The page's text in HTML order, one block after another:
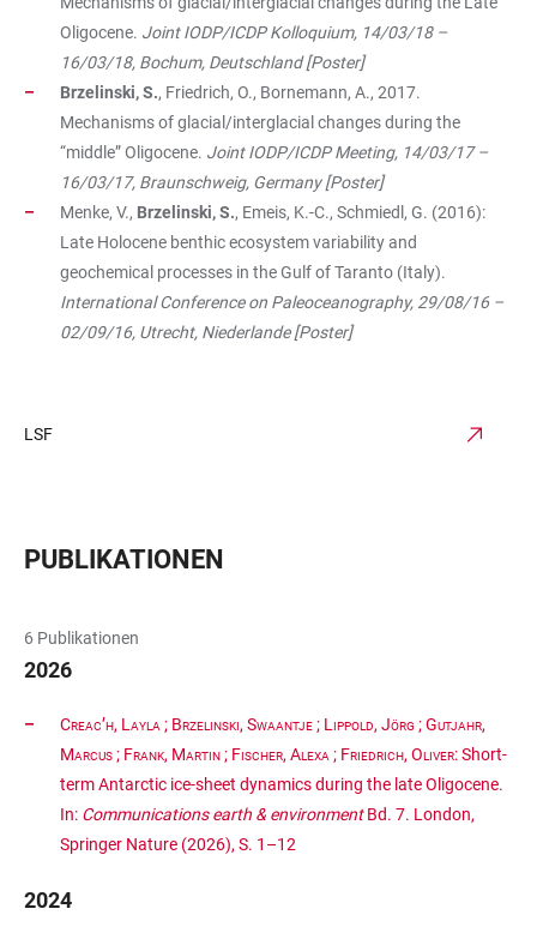
Oligocene. Joint IODP/ICDP Kolloquium, 14/03/18 –
16/03/18, Bochum, Deutschland [Poster]
Brzelinski, S., Friedrich, O., Bornemann, A., 2017.
Mechanisms of glacial/interglacial changes during the
“middle” Oligocene. Joint IODP/ICDP Meeting, 14/03/17 –
16/03/17, Braunschweig, Germany [Poster]
Menke, V., Brzelinski, S., Emeis, K.-C., Schmiedl, G. (2016):
Late Holocene benthic ecosystem variability and
geochemical processes in the Gulf of Taranto (Italy).
International Conference on Paleoceanography, 29/08/16 –
02/09/16, Utrecht, Niederlande [Poster]
LSF
PUBLIKATIONEN
6 Publikationen
2026
Creac’h, Layla ; Brzelinski, Swaantje; Lippold, Jörg ;Gutjahr,
Marcus; Frank, Martin; Fischer, Alexa ; Friedrich, Oliver: Short-
term Antarctic ice-sheet dynamics during the late Oligocene.
In: Communications earth & environmentBd. 7. London,
Springer Nature (2026), S. 1–12
2024